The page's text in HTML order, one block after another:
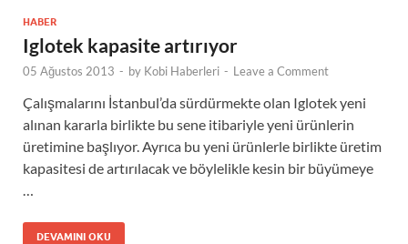
HABER
Iglotek kapasite artırıyor
05 Ağustos 2013 - by Kobi Haberleri - Leave a Comment
Çalışmalarını İstanbul’da sürdürmekte olan Iglotek yeni
alınan kararla birlikte bu sene itibariyle yeni ürünlerin
üretimine başlıyor. Ayrıca bu yeni ürünlerle birlikte üretim
kapasitesi de artırılacak ve böylelikle kesin bir büyümeye
DEVAMINI OKU